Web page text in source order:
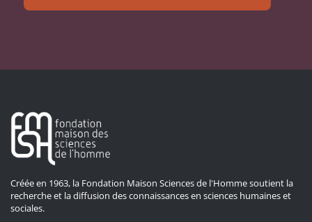
Créée en 1963, la Fondation Maison Sciences de l'Homme soutient la
recherche et la diffusion des connaissances en sciences humaines et
sociales.